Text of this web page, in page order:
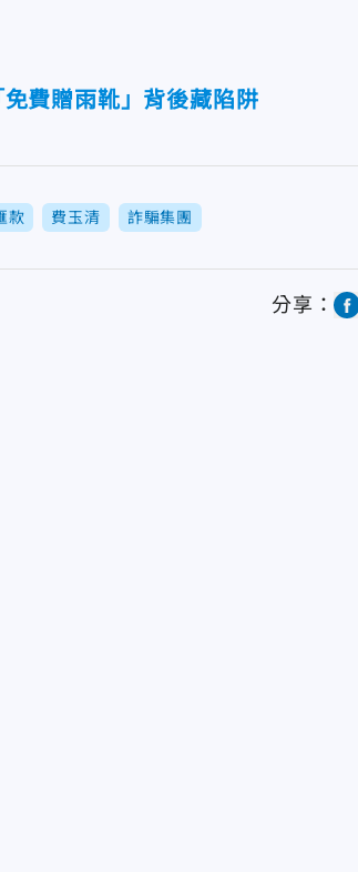
費贈雨靴」背後藏陷阱
款 費玉清 詐騙集團
分享：